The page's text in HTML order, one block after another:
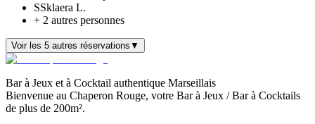
SSklaera L.
+ 2 autres personnes
Voir les 5 autres réservations ▼
Bar à Jeux et à Cocktail authentique Marseillais
Bienvenue au Chaperon Rouge, votre Bar à Jeux / Bar à Cocktails
de plus de 200m².